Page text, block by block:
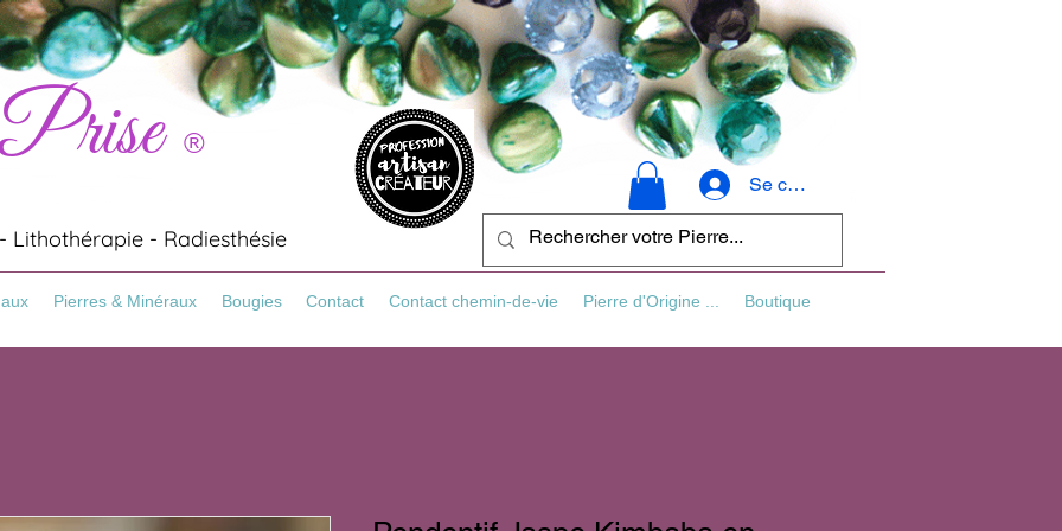
®
Se connecter
Lithothérapie - Radiesthésie
Pierres & Minéraux Bougies Contact Contact chemin-de-vie Pierre d'Origine ... Boutique